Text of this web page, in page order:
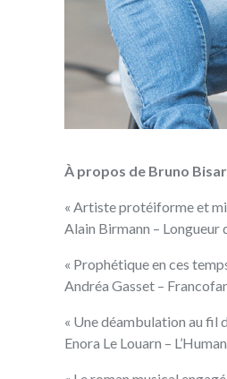
À propos de Bruno
« Artiste protéiforme et
Alain Birmann‭ – ‬Longueur
« Prophétique en ces
Andréa Gasset‭ –
« Une déambulation au fil
Enora Le Louarn‭ –